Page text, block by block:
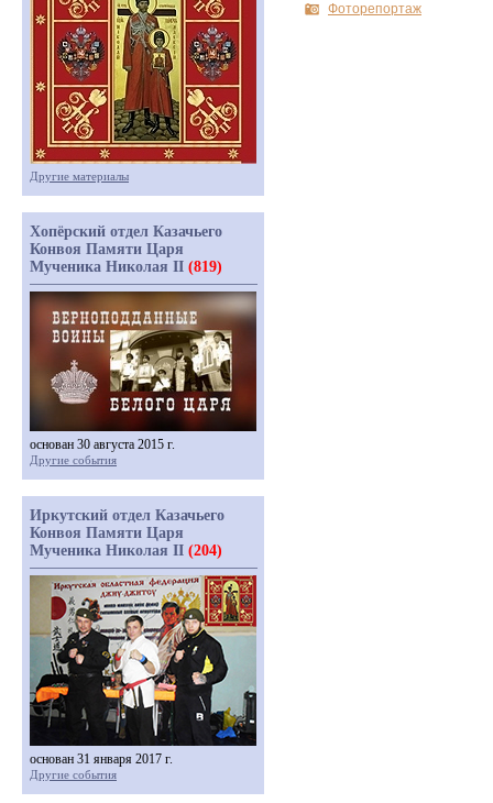
Фоторепортаж
Другие материалы
Хопёрский отдел Казачьего
Конвоя Памяти Царя
Мученика Николая II (819)
основан 30 августа 2015 г.
Другие события
Иркутский отдел Казачьего
Конвоя Памяти Царя
Мученика Николая II (204)
основан 31 января 2017 г.
Другие события